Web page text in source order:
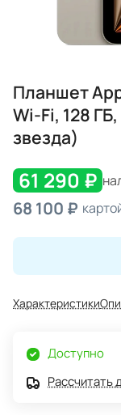
Планшет
Wi-Fi, 128
звезда)
61 290 ₽
68 100 ₽
Характеристики
Доступно
Рассчитать